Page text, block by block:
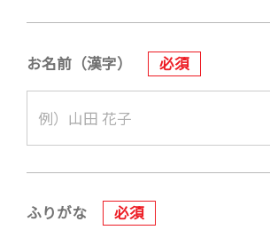
お名前（漢字） 必須
ふりがな 必須